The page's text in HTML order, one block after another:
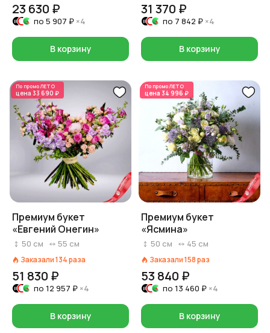
23 630 ₽
по 5 907 ₽ ×4
В корзину
31 370 ₽
по 7 842 ₽ ×4
В корзину
По промоЛЕТО
цена 33 690 ₽
Премиум букет
«Евгений Онегин»
50 см 55 см
Заказали134раза
51 830 ₽
по 12 957 ₽ ×4
В корзину
По промоЛЕТО
цена 34 996 ₽
Премиум букет
«Ясмина»
50 см 45 см
Заказали158раз
53 840 ₽
по 13 460 ₽ ×4
В корзину